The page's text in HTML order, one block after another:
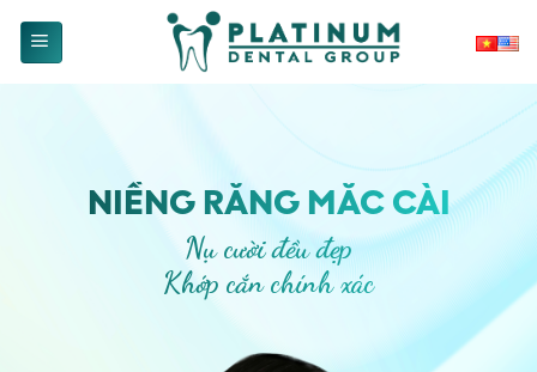
NIỀNG RĂNG MẮC CÀI
Nụ cười đều đẹp
Khớp cắn chính xác